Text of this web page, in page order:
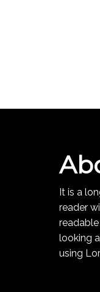
It is a
reader
looking
using